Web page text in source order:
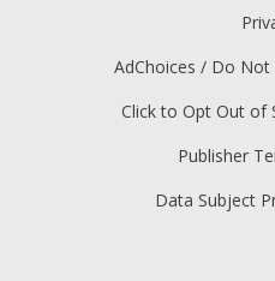
AdChoices / Do Not
Click to Opt Out of
Publisher
Data Subject